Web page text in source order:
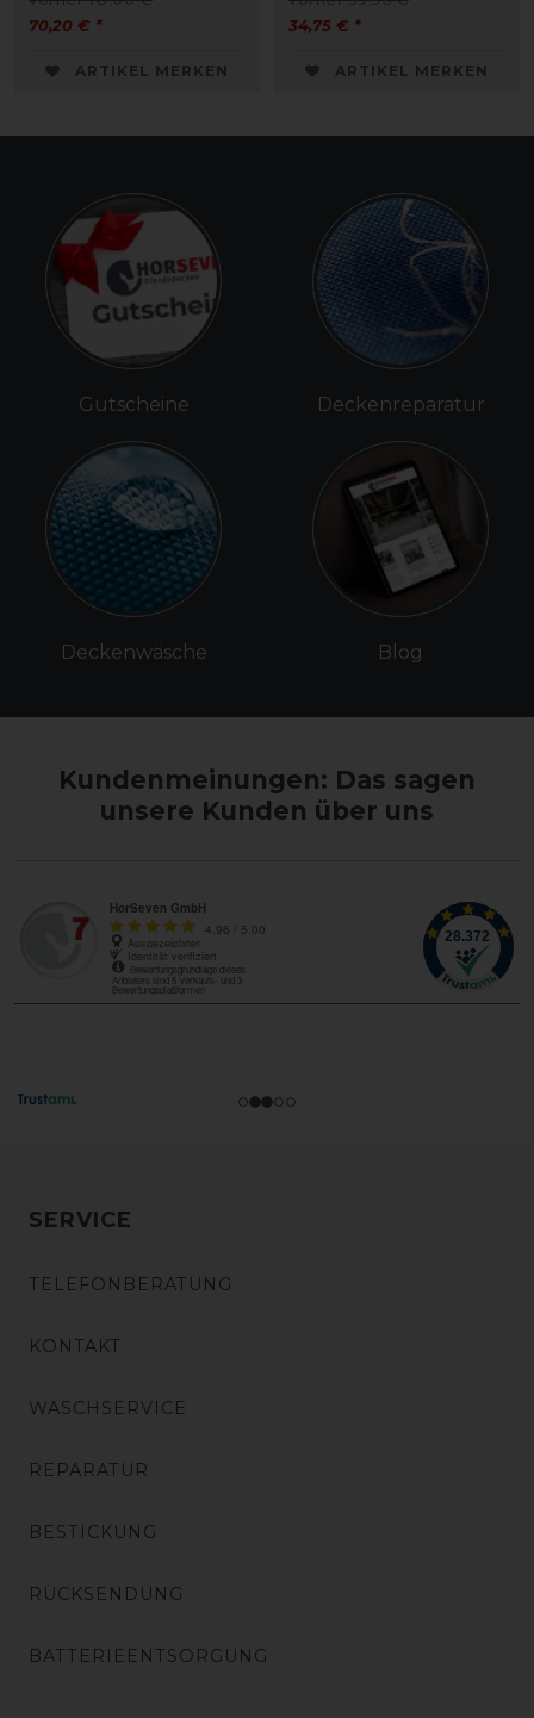
70,20 € *
ARTIKEL MERKEN
34,75 € *
ARTIKEL MERKEN
Gutscheine
Deckenwäsche
Deckenreparatur
Blog
Kundenmeinungen: Das sagen
unsere Kunden über uns
SERVICE
TELEFONBERATUNG
KONTAKT
WASCHSERVICE
REPARATUR
BESTICKUNG
RÜCKSENDUNG
BATTERIEENTSORGUNG